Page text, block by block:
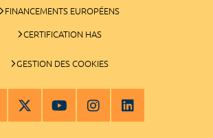
FINANCEMENTS EUROPÉENS
CERTIFICATION HAS
GESTION DES COOKIES